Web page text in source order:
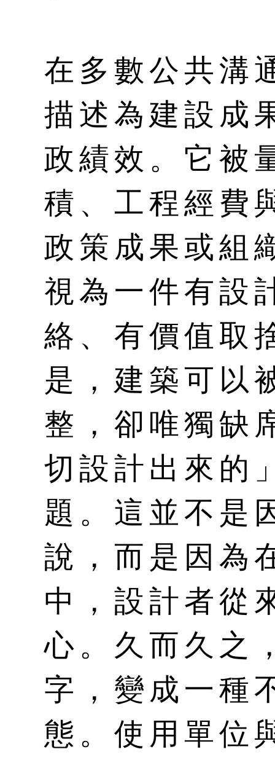
在多數公共溝
描述為建設成
政績效。它被
積、工程經費
政策成果或組
視為一件有設
絡、有價值取
是，建築可以
整，卻唯獨缺
切設計出來的
題。這並不是
說，而是因為
中，設計者從
心。久而久之
字，變成一種
態。使用單位